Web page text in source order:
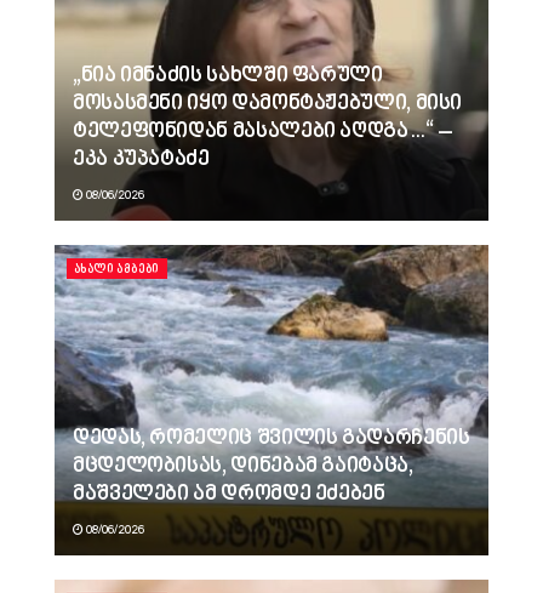
„ნია იმნაძის სახლში ფარული
მოსასმენი იყო დამონტაჟებული, მისი
ტელეფონიდან მასალები აღდგა…“ –
ეკა კუპატაძე
08/06/2026
ᲐᲮᲐᲚᲘ ᲐᲛᲑᲔᲑᲘ
დედას, რომელიც შვილის გადარჩენის
მცდელობისას, დინებამ გაიტაცა,
მაშველები ამ დრომდე ეძებენ
08/06/2026